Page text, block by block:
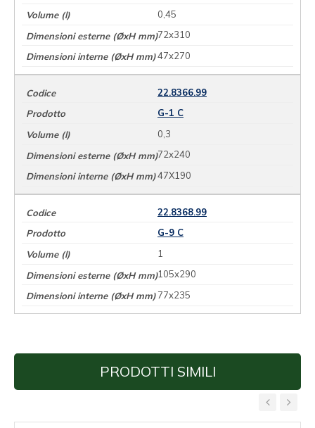
0,45
72x310
47x270
22.8366.99
G-1 C
0,3
72x240
47X190
22.8368.99
G-9 C
1
105x290
77x235
PRODOTTI SIMILI
‹ ›